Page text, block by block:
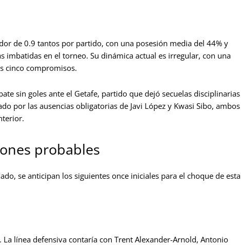
de 0.9 tantos por partido, con una posesión media del 44% y
imbatidas en el torneo. Su dinámica actual es irregular, con una
cinco compromisos.
sin goles ante el Getafe, partido que dejó secuelas disciplinarias
por las ausencias obligatorias de Javi López y Kwasi Sibo, ambos
probables
se anticipan los siguientes once iniciales para el choque de esta
línea defensiva contaría con Trent Alexander-Arnold, Antonio